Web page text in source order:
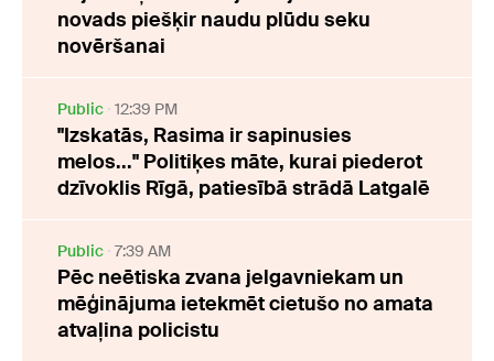
novads piešķir naudu plūdu seku
novēršanai
Public 12:39 PM
"Izskatās, Rasima ir sapinusies
melos..." Politiķes māte, kurai piederot
dzīvoklis Rīgā, patiesībā strādā Latgalē
Public 7:39 AM
Pēc neētiska zvana jelgavniekam un
mēģinājuma ietekmēt cietušo no amata
atvaļina policistu